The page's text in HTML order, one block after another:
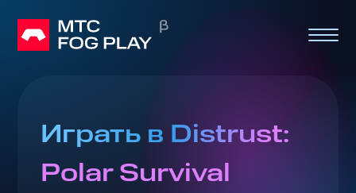
Играть в Distrust:
Polar Survival